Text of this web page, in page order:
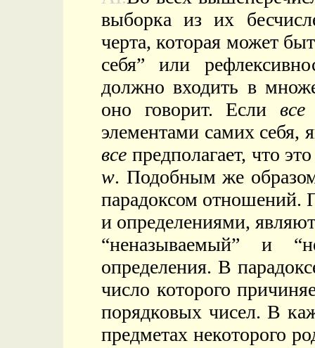
выборка из их
черта, которая может
себя” или
должно входить в
оно говорит. Если все
элементами самих себя,
все предполагает, что
w. Подобным же
парадоксом отношений.
и определениями,
“неназываемый” и
определения. В
число которого
порядковых чисел. В
предметах некоторого